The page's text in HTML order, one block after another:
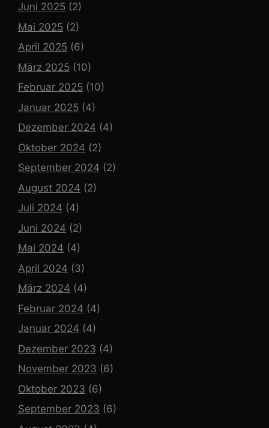
Juni 2025 (2)
Mai 2025 (2)
April 2025 (6)
März 2025 (10)
Februar 2025 (10)
Januar 2025 (4)
Dezember 2024 (4)
Oktober 2024 (2)
September 2024 (2)
August 2024 (2)
Juli 2024 (4)
Juni 2024 (2)
Mai 2024 (4)
April 2024 (3)
März 2024 (4)
Februar 2024 (4)
Januar 2024 (4)
Dezember 2023 (4)
November 2023 (6)
Oktober 2023 (6)
September 2023 (6)